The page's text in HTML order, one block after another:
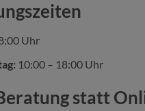
Uhr
10:00 – 18:00 Uhr
statt